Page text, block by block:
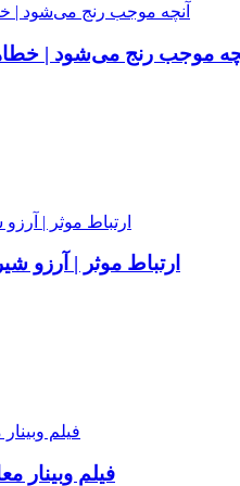
موجب رنج می‌شود |
ارتباط موثر | آرزو
فیلم وبینار